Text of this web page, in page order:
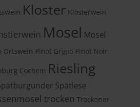
Kloster Klosterwein
Mosel Mosel
Ortswein Pinot Grigio Pinot Noir
Cochem Riesling
Spätlese
trocken Trockener